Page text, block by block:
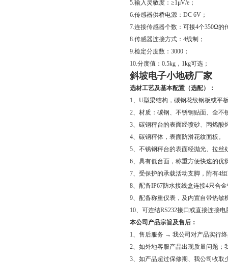
5.输入灵敏度：≥1μV/e；
6.传感器供桥电源：DC 6V；
7.连接传感器个数：可接4个350Ω的
8.传感器连接方式：4线制；
9.检定分度数：3000；
10.分度值：0.5kg，1kg可选；
斜坡电子小地磅厂家
选材工艺及基本配置（选配）：
1、U型梁结构，碳钢花纹钢板或平
2、材质：碳钢、不锈钢贴面、全不
3、碳钢秤台的表面经喷砂、丙烯酸
4、碳钢秤体，表面防滑花纹面板。
5、不锈钢秤台的表面经抛光、拉丝
6、具有低台面，称重方便快速的优
7、受保护的承载活动支脚，附有4
8、配备IP67防水接线盒连接4只合
9、配备称重仪表，及内置自带热敏
10、可连结RS232接口或直接连接
本公司产品宗旨及售后：
1、售后服务 → 我公司对产品实行
2、如外地客服产品出现质量问题；
3、如产品超过保修期、我公司收